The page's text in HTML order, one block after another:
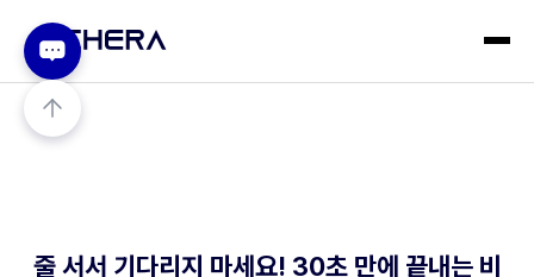
줄 서서 기다리지 마세요! 30초 만에 끝내는 비